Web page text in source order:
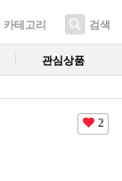
카테고리 검색
관심상품
2